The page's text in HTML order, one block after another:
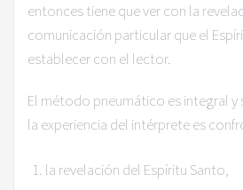
entonces tiene que ver con la
comunicación particular que el
establecer con el lector.
El método pneumático es integral y
la experiencia del intérprete es
la revelación del Espíritu Santo,